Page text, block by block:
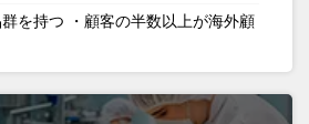
を持つ ・顧客の半数以上が海外顧